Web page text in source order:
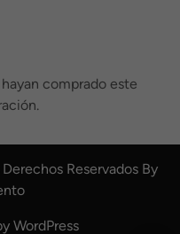
comprado este
Reservados By
WordPress